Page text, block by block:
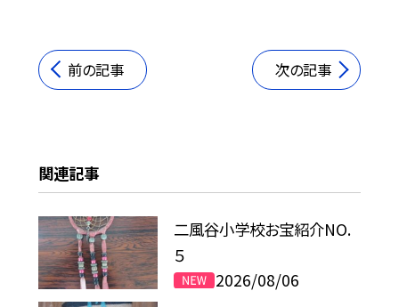
前の記事 次の記事
関連記事
二風谷小学校お宝紹介NO.
５
2026/08/06